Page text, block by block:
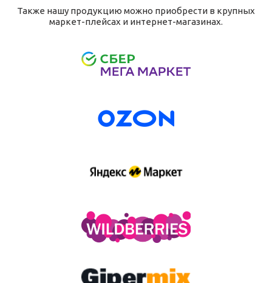
Также нашу продукцию можно приобрести в крупных
маркет-плейсах и интернет-магазинах.